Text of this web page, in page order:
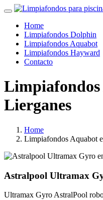
Home
Limpiafondos Dolphin
Limpiafondos Aquabot
Limpiafondos Hayward
Contacto
Lierganes
Home
Limpiafondos Aquabot
Astralpool Ultramax
Ultramax Gyro AstralPool